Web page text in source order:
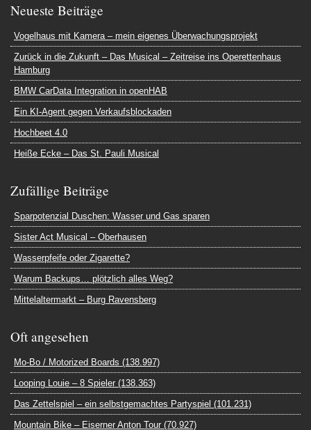
Neueste Beiträge
Vogelhaus mit Kamera – mein eigenes Überwachungsprojekt
Zurück in die Zukunft – Das Musical – Zeitreise ins Operettenhaus
Hamburg
BMW CarData Integration in openHAB
Ein KI-Agent gegen Verkaufsblockaden
Hochbeet 4.0
Heiße Ecke – Das St. Pauli Musical
Zufällige Beiträge
Sparpotenzial Duschen: Wasser und Gas sparen
Sister Act Musical – Oberhausen
Wasserpfeife oder Zigarette?
Warum Backups… plötzlich alles Weg?
Mittelaltermarkt – Burg Ravensberg
Oft angesehen
Mo-Bo / Motorized Boards (138.997)
Looping Louie – 8 Spieler (138.363)
Das Zettelspiel – ein selbstgemachtes Partyspiel (101.231)
Mountain Bike – Eiserner Anton Tour (70.927)